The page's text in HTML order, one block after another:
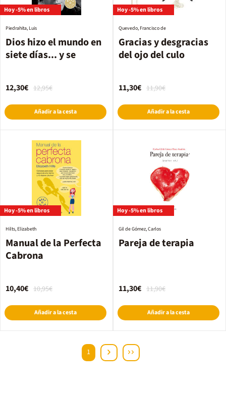
Hoy -5% en libros
Dios hizo el mundo en
siete días... y se
Piedrahita, Luis
12,95€
12,30€
Añadir a la cesta
Hoy -5% en libros
Gracias y desgracias
del ojo del culo
Quevedo, Francisco de
11,90€
11,30€
Añadir a la cesta
Hoy -5% en libros
Manual de la Perfecta
Cabrona
Hilts, Elizabeth
10,95€
10,40€
Añadir a la cesta
Hoy -5% en libros
Pareja de terapia
Gil de Gómez, Carlos
11,90€
11,30€
Añadir a la cesta
1